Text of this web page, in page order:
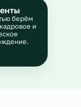
берём
и